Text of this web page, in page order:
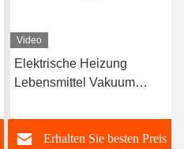
Video
Elektrische Heizung
Lebensmittel Vakuum
-40C-80C
Erhalten Sie besten Preis